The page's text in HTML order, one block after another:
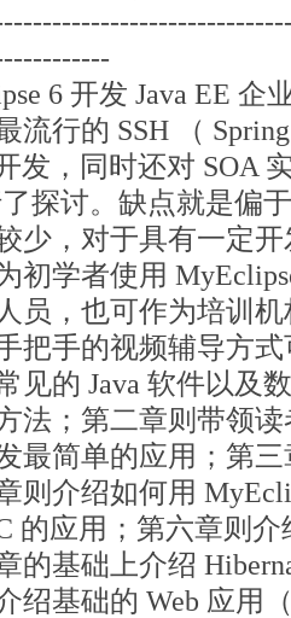
6 开发 Java EE 企
行的 SSH （
发，同时还对 SOA
探讨。缺点就是偏
少，对于具有一定
初学者使用
员，也可作为培训
把手的视频辅导方
见的 Java 软件以及
法；第二章则带领
最简单的应用；第
则介绍如何用
的应用；第六章则
的基础上介绍
绍基础的 Web 应用